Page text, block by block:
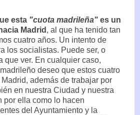
esta "cuota madrileña" es un
Madrid , al que ha tenido tan
cuatro años. Un intento de
los socialistas. Puede ser, o
que ver. En cualquier caso,
deseo que estos cuatro
además de trabajar por
en nuestra Ciudad y nuestra
por ella como lo hacen
del Ayuntamiento y la